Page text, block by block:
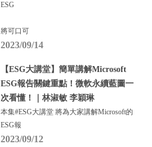
ESG
將可口可
2023/09/14
【ESG大講堂】簡單講解Microsoft
ESG報告關鍵重點！微軟永續藍圖一
次看懂！｜林淑敏 李穎琳
本集#ESG大講堂 將為大家講解Microsoft的
ESG報
2023/09/12